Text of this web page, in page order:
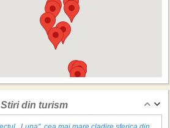
Stiri din turism